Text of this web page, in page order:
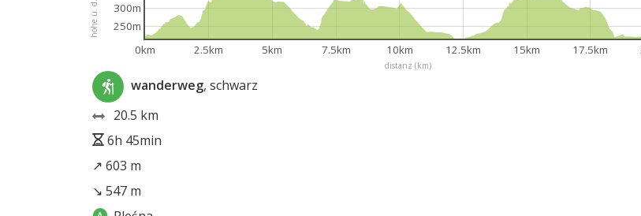
distanz (km)
höhe ü. d. m.
0km 2.5km 5km 7.5km 10km 12.5km 15km 17.5km
250m
300m
wanderweg, schwarz
20.5 km
6h 45min
↗ 603 m
↘ 547 m